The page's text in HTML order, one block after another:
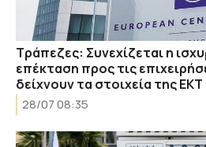
Τράπεζες: Συνεχίζεται η
επέκταση προς τις
δείχνουν τα στοιχεία της ΕΚΤ
28/07 08:35